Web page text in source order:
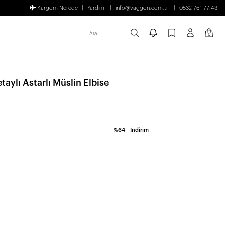
Kargom Nerede Yardım info@vaggon.com.tr 0532 761 77 43
Ara 0
Astarlı Müslin Elbise
%64 İndirim